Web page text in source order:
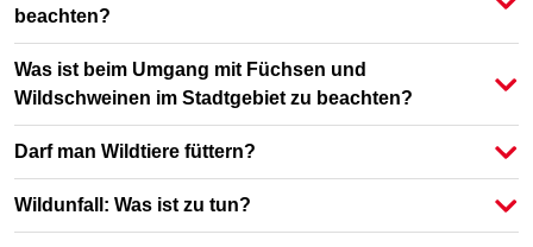
beachten?
Was ist beim Umgang mit Füchsen und
Wildschweinen im Stadtgebiet zu beachten?
Darf man Wildtiere füttern?
Wildunfall: Was ist zu tun?